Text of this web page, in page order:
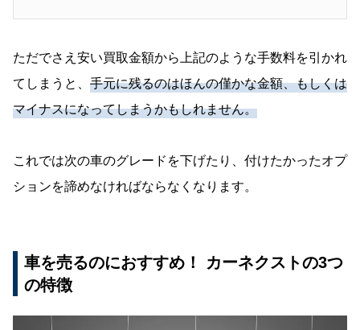
ただでさえ安い買取金額から上記のような手数料を引かれ
てしまうと、 手元に残るのはほんの僅かな金額、もしくは
マイナスになってしまうかもしれません。
これでは次の車のグレードを下げたり、付けたかったオプ
ションを諦めなければならなくなります。
車を売るのにおすすめ！ カーネクストの3つ
の特徴